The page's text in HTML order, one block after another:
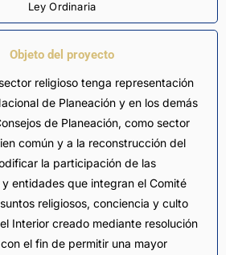
Ley Ordinaria
Objeto del proyecto
religioso tenga representación
de Planeación y en los demás
de Planeación, como sector
común y a la reconstrucción del
la participación de las
entidades que integran el Comité
religiosos, conciencia y culto
Interior creado mediante resolución
el fin de permitir una mayor